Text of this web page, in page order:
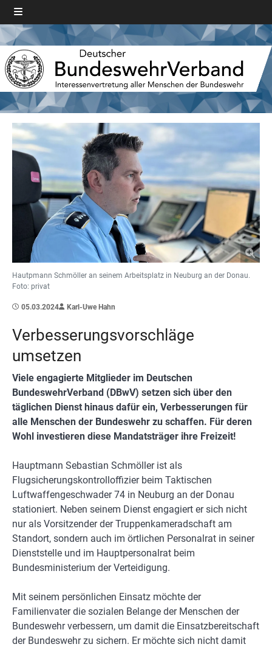
Hautpmann Schmöller an seinem Arbeitsplatz in Neuburg an der Donau.
Foto: privat
05.03.2024 Karl-Uwe Hahn
Verbesserungsvorschläge
umsetzen
Viele engagierte Mitglieder im Deutschen
BundeswehrVerband (DBwV) setzen sich über den
täglichen Dienst hinaus dafür ein, Verbesserungen für
alle Menschen der Bundeswehr zu schaffen. Für deren
Wohl investieren diese Mandatsträger ihre Freizeit!
Hauptmann Sebastian Schmöller ist als
Flugsicherungskontrolloffizier beim Taktischen
Luftwaffengeschwader 74 in Neuburg an der Donau
stationiert. Neben seinem Dienst engagiert er sich nicht
nur als Vorsitzender der Truppenkameradschaft am
Standort, sondern auch im örtlichen Personalrat in seiner
Dienststelle und im Hauptpersonalrat beim
Bundesministerium der Verteidigung.
Mit seinem persönlichen Einsatz möchte der
Familienvater die sozialen Belange der Menschen der
Bundeswehr verbessern, um damit die Einsatzbereitschaft
der Bundeswehr zu sichern. Er möchte sich nicht damit